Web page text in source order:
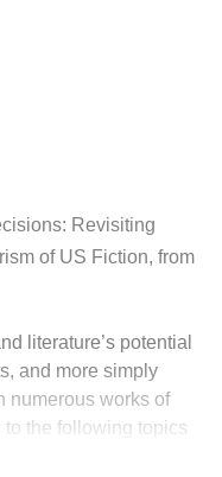
Revisiting
of US Fiction, from
literature’s potential
and more simply
numerous works of
the following topics